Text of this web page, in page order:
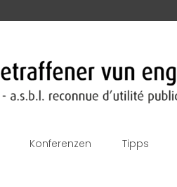
Konferenzen Tipps